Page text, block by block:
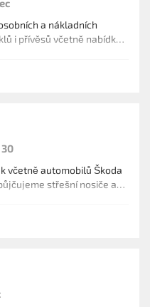
a nákladních
i přívěsů včetně nabídky
včetně automobilů Škoda
střešní nosiče a